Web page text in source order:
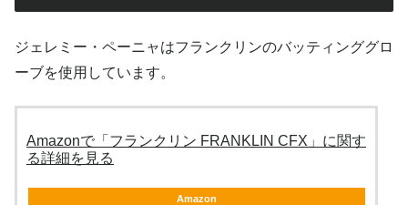
ジェレミー・ペーニャはフランクリンのバッティンググロ
ーブを使用しています。
Amazonで「フランクリン FRANKLIN CFX」に関す
る詳細を見る
Amazon